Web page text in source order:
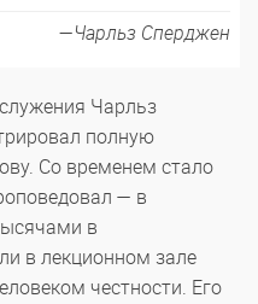
Чарльз Сперджен
Чарльз
полную
Со временем стало
— в
в
в лекционном зале
честности. Его